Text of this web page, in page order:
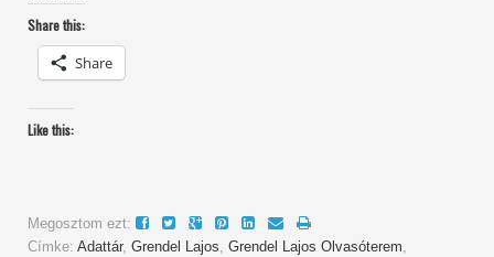
Share this:
Share
Like this:
Megosztom ezt:
Címke: Adattár, Grendel Lajos, Grendel Lajos Olvasóterem,